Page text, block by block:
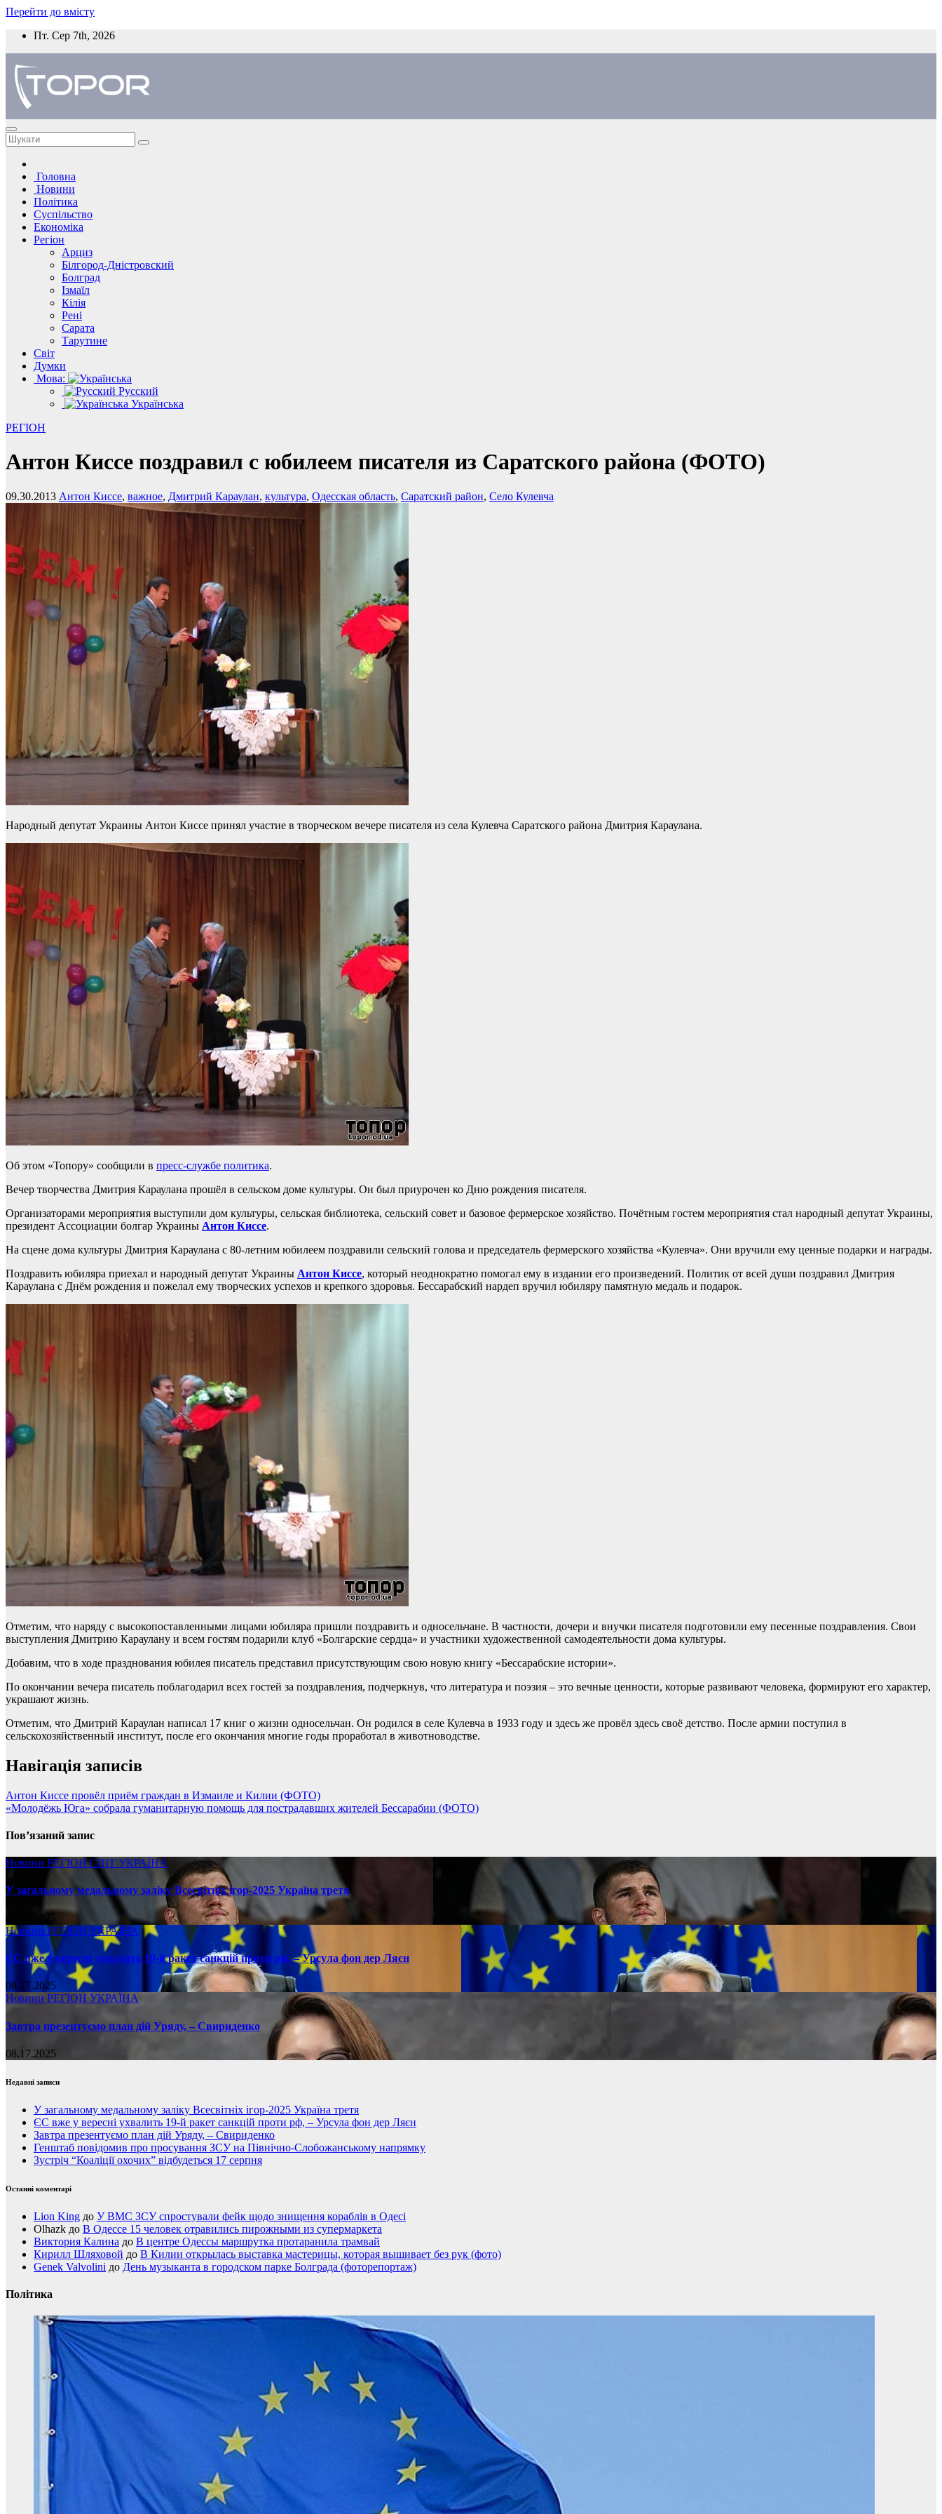
Перейти до вмісту
Пт. Сер 7th, 2026
Головна
Новини
Політика
Суспільство
Економіка
Регіон
Арциз
Білгород-Дністровский
Болград
Ізмаїл
Кілія
Рені
Сарата
Тарутине
Світ
Думки
Мова:
Русский
Українська
РЕГІОН
Антон Киссе поздравил с юбилеем писателя из Саратского района (ФОТО)
09.30.2013 Антон Киссе, важное, Дмитрий Караулан, культура, Одесская область, Саратский район, Село Кулевча
Народный депутат Украины Антон Киссе принял участие в творческом вечере писателя из села Кулевча Саратского района Дмитрия Караулана.
Об этом «Топору» сообщили в пресс-службе политика.
Вечер творчества Дмитрия Караулана прошёл в сельском доме культуры. Он был приурочен ко Дню рождения писателя.
Организаторами мероприятия выступили дом культуры, сельская библиотека, сельский совет и базовое фермерское хозяйство. Почётным гостем мероприятия стал народный депутат Украины,
президент Ассоциации болгар Украины Антон Киссе.
На сцене дома культуры Дмитрия Караулана с 80-летним юбилеем поздравили сельский голова и председатель фермерского хозяйства «Кулевча». Они вручили ему ценные подарки и награды.
Поздравить юбиляра приехал и народный депутат Украины Антон Киссе, который неоднократно помогал ему в издании его произведений. Политик от всей души поздравил Дмитрия
Караулана с Днём рождения и пожелал ему творческих успехов и крепкого здоровья. Бессарабский нардеп вручил юбиляру памятную медаль и подарок.
Отметим, что наряду с высокопоставленными лицами юбиляра пришли поздравить и односельчане. В частности, дочери и внучки писателя подготовили ему песенные поздравления. Свои
выступления Дмитрию Караулану и всем гостям подарили клуб «Болгарские сердца» и участники художественной самодеятельности дома культуры.
Добавим, что в ходе празднования юбилея писатель представил присутствующим свою новую книгу «Бессарабские истории».
По окончании вечера писатель поблагодарил всех гостей за поздравления, подчеркнув, что литература и поэзия – это вечные ценности, которые развивают человека, формируют его характер,
украшают жизнь.
Отметим, что Дмитрий Караулан написал 17 книг о жизни односельчан. Он родился в селе Кулевча в 1933 году и здесь же провёл здесь своё детство. После армии поступил в
сельскохозяйственный институт, после его окончания многие годы проработал в животноводстве.
Навігація записів
Антон Киссе провёл приём граждан в Измаиле и Килии (ФОТО)
«Молодёжь Юга» собрала гуманитарную помощь для пострадавших жителей Бессарабии (ФОТО)
Пов’язаний запис
Новини РЕГІОНСВІТ УКРАЇНА
У загальному медальному заліку Всесвітніх ігор-2025 Україна третя
08.17.2025
НовиниРЕГІОН УКРАЇНА
ЄС вже у вересні ухвалить 19-й ракет санкцій проти рф, – Урсула фон дер Ляєн
08.17.2025
Новини РЕГІОН УКРАЇНА
Завтра презентуємо план дій Уряду, – Свириденко
08.17.2025
Недавні записи
У загальному медальному заліку Всесвітніх ігор-2025 Україна третя
ЄС вже у вересні ухвалить 19-й ракет санкцій проти рф, – Урсула фон дер Ляєн
Завтра презентуємо план дій Уряду, – Свириденко
Генштаб повідомив про просування ЗСУ на Північно-Слобожанському напрямку
Зустріч “Коаліції охочих” відбудеться 17 серпня
Останні коментарі
Lion King до У ВМС ЗСУ спростували фейк щодо знищення кораблів в Одесі
Olhazk до В Одессе 15 человек отравились пирожными из супермаркета
Виктория Калина до В центре Одессы маршрутка протаранила трамвай
Кирилл Шляховой до В Килии открылась выставка мастерицы, которая вышивает без рук (фото)
Genek Valvolini до День музыканта в городском парке Болграда (фоторепортаж)
Політика